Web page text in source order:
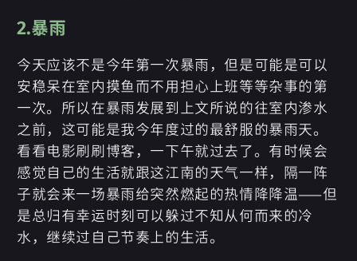
2.暴雨
今天应该不是今年第一次暴雨，但是可能是可以
安稳呆在室内摸鱼而不用担心上班等等杂事的第
一次。所以在暴雨发展到上文所说的往室内渗水
之前，这可能是我今年度过的最舒服的暴雨天。
看看电影刷刷博客，一下午就过去了。有时候会
感觉自己的生活就跟这江南的天气一样，隔一阵
子就会来一场暴雨给突然燃起的热情降降温——但
是总归有幸运时刻可以躲过不知从何而来的冷
水，继续过自己节奏上的生活。